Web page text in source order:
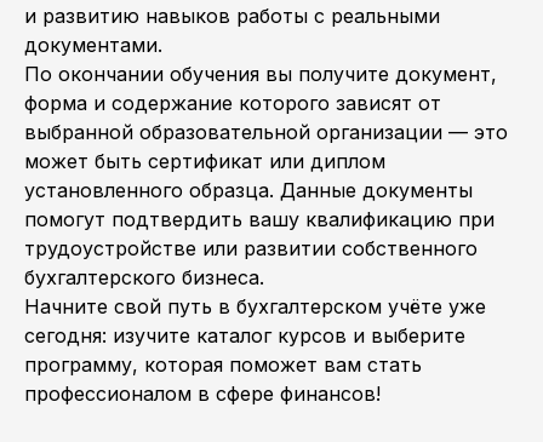
и развитию навыков работы с реальными
документами.
По окончании обучения вы получите документ,
форма и содержание которого зависят от
выбранной образовательной организации — это
может быть сертификат или диплом
установленного образца. Данные документы
помогут подтвердить вашу квалификацию при
трудоустройстве или развитии собственного
бухгалтерского бизнеса.
Начните свой путь в бухгалтерском учёте уже
сегодня: изучите каталог курсов и выберите
программу, которая поможет вам стать
профессионалом в сфере финансов!